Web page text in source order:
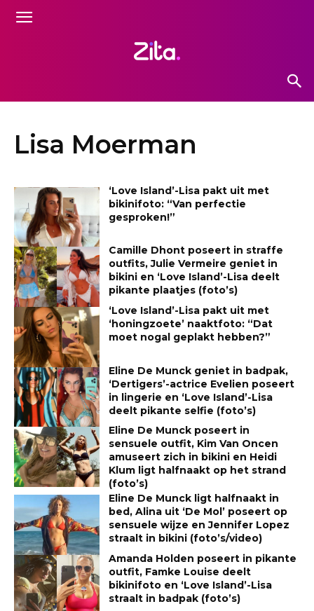
Lisa Moerman
‘Love Island’-Lisa pakt uit met
bikinifoto: “Van perfectie
gesproken!”
Camille Dhont poseert in straffe
outfits, Julie Vermeire geniet in
bikini en ‘Love Island’-Lisa deelt
pikante plaatjes (foto’s)
‘Love Island’-Lisa pakt uit met
‘honingzoete’ naaktfoto: “Dat
moet nogal geplakt hebben?”
Eline De Munck geniet in badpak,
‘Dertigers’-actrice Evelien poseert
in lingerie en ‘Love Island’-Lisa
deelt pikante selfie (foto’s)
Eline De Munck poseert in
sensuele outfit, Kim Van Oncen
amuseert zich in bikini en Heidi
Klum ligt halfnaakt op het strand
(foto’s)
Eline De Munck ligt halfnaakt in
bed, Alina uit ‘De Mol’ poseert op
sensuele wijze en Jennifer Lopez
straalt in bikini (foto’s/video)
Amanda Holden poseert in pikante
outfit, Famke Louise deelt
bikinifoto en ‘Love Island’-Lisa
straalt in badpak (foto’s)